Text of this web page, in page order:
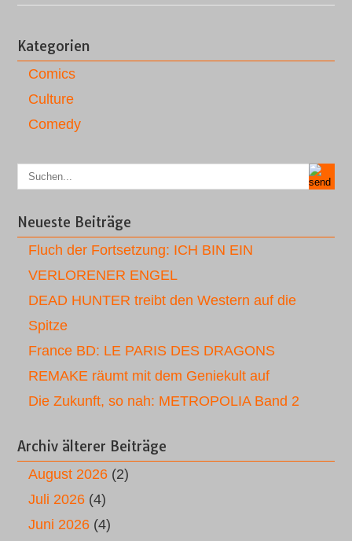
Kategorien
Comics
Culture
Comedy
Neueste Beiträge
Fluch der Fortsetzung: ICH BIN EIN
VERLORENER ENGEL
DEAD HUNTER treibt den Western auf die
Spitze
France BD: LE PARIS DES DRAGONS
REMAKE räumt mit dem Geniekult auf
Die Zukunft, so nah: METROPOLIA Band 2
Archiv älterer Beiträge
August 2026 (2)
Juli 2026 (4)
Juni 2026 (4)